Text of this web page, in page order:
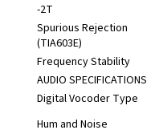
-2T
Spurious Rejection
(TIA603E)
Frequency Stability
AUDIO SPECIFICATIONS
Digital Vocoder Type
Hum and Noise